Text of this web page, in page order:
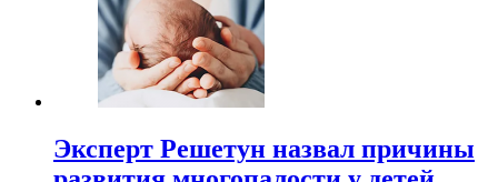
Эксперт Решетун назвал причины